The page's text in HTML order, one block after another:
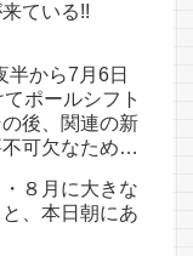
ている!!
半から7月6日
ポールシフト
後、関連の新
可欠なため、
仰の中心点で
3ヵ所へのご
８月に大きな
、本日朝にあ